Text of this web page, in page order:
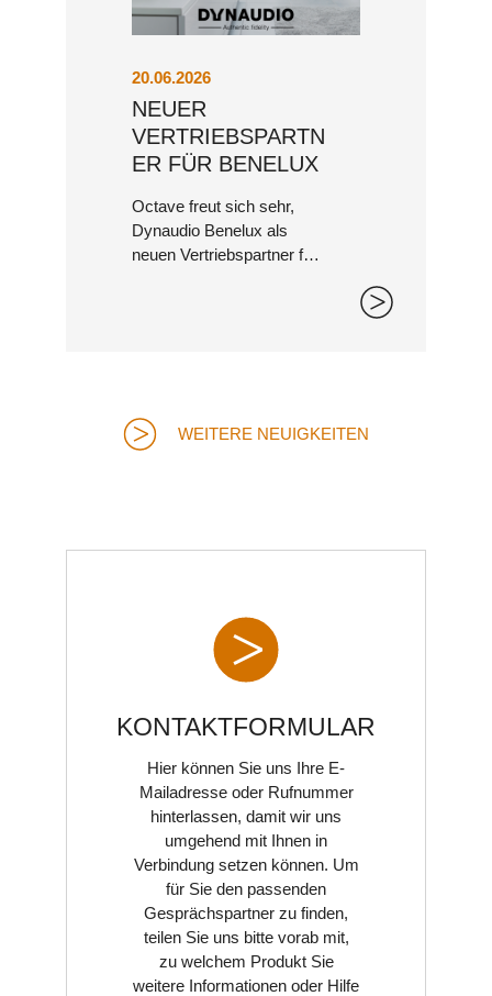
PHONO EQ.2
EINGANGSMODULE
20.06.2026
NEUER
VERTRIEBSPARTN
ER FÜR BENELUX
Octave freut sich sehr,
Dynaudio Benelux als
neuen Vertriebspartner für
WEITERE NEUIGKEITEN
KONTAKTFORMULAR
Hier können Sie uns Ihre E-
Mailadresse oder Rufnummer
hinterlassen, damit wir uns
umgehend mit Ihnen in
Verbindung setzen können. Um
für Sie den passenden
Gesprächspartner zu finden,
teilen Sie uns bitte vorab mit,
zu welchem Produkt Sie
weitere Informationen oder Hilfe